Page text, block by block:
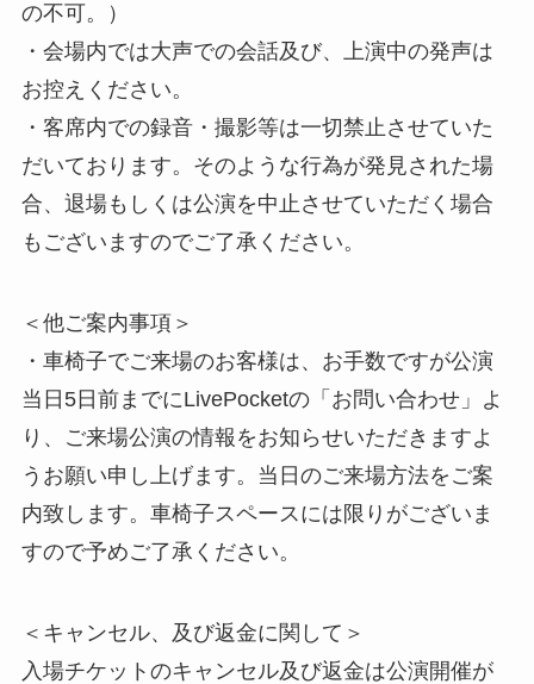
の不可。）
・会場内では大声での会話及び、上演中の発声は
お控えください。
・客席内での録音・撮影等は一切禁止させていた
だいております。そのような行為が発見された場
合、退場もしくは公演を中止させていただく場合
もございますのでご了承ください。
＜他ご案内事項＞
・車椅子でご来場のお客様は、お手数ですが公演
当日5日前までにLivePocketの「お問い合わせ」よ
り、ご来場公演の情報をお知らせいただきますよ
うお願い申し上げます。当日のご来場方法をご案
内致します。車椅子スペースには限りがございま
すので予めご了承ください。
＜キャンセル、及び返金に関して＞
入場チケットのキャンセル及び返金は公演開催が